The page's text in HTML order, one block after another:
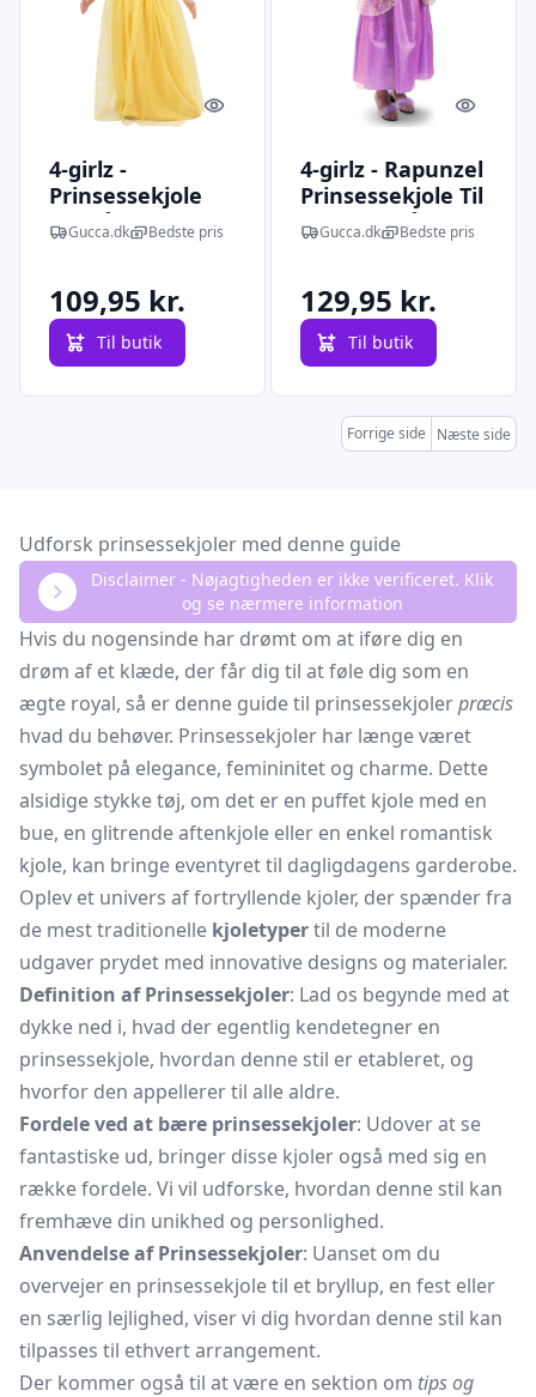
Quick look
4-girlz -
Prinsessekjole
Og Hårbøjle Til
Børn - 3-4 år - Vn
Gucca.dk Bedste pris
109,95 kr.
Til butik
Quick
4-girlz - Rapunzel
Prinsessekjole Til
Børn - 4-7 år - Vn
42485
Gucca.dk Bedste pris
129,95 kr.
Til butik
Forrige side Næste side
Udforsk prinsessekjoler med denne guide
Disclaimer - Nøjagtigheden er ikke verificeret. Klik
og se nærmere information
Hvis du nogensinde har drømt om at iføre dig en
drøm af et klæde, der får dig til at føle dig som en
ægte royal, så er denne guide til prinsessekjolerpræcis
hvad du behøver. Prinsessekjoler har længe været
symbolet på elegance, femininitet og charme. Dette
alsidige stykke tøj, om det er en puffet kjole med en
bue, en glitrende aftenkjole eller en enkel romantisk
kjole, kan bringe eventyret til dagligdagens garderobe.
Oplev et univers af fortryllende kjoler, der spænder fra
de mest traditionelle kjoletypertil de moderne
udgaver prydet med innovative designs og materialer.
Definition af Prinsessekjoler: Lad os begynde med at
dykke ned i, hvad der egentlig kendetegner en
prinsessekjole, hvordan denne stil er etableret, og
hvorfor den appellerer til alle aldre.
Fordele ved at bære prinsessekjoler: Udover at se
fantastiske ud, bringer disse kjoler også med sig en
række fordele. Vi vil udforske, hvordan denne stil kan
fremhæve din unikhed og personlighed.
Anvendelse af Prinsessekjoler: Uanset om du
overvejer en prinsessekjole til et bryllup, en fest eller
en særlig lejlighed, viser vi dig hvordan denne stil kan
tilpasses til ethvert arrangement.
Der kommer også til at være en sektion om tips og